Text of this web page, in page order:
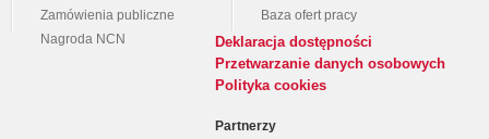
Zamówienia publiczne
Nagroda NCN
Baza ofert pracy
Deklaracja dostępności
Przetwarzanie danych osobowych
Polityka cookies
Partnerzy